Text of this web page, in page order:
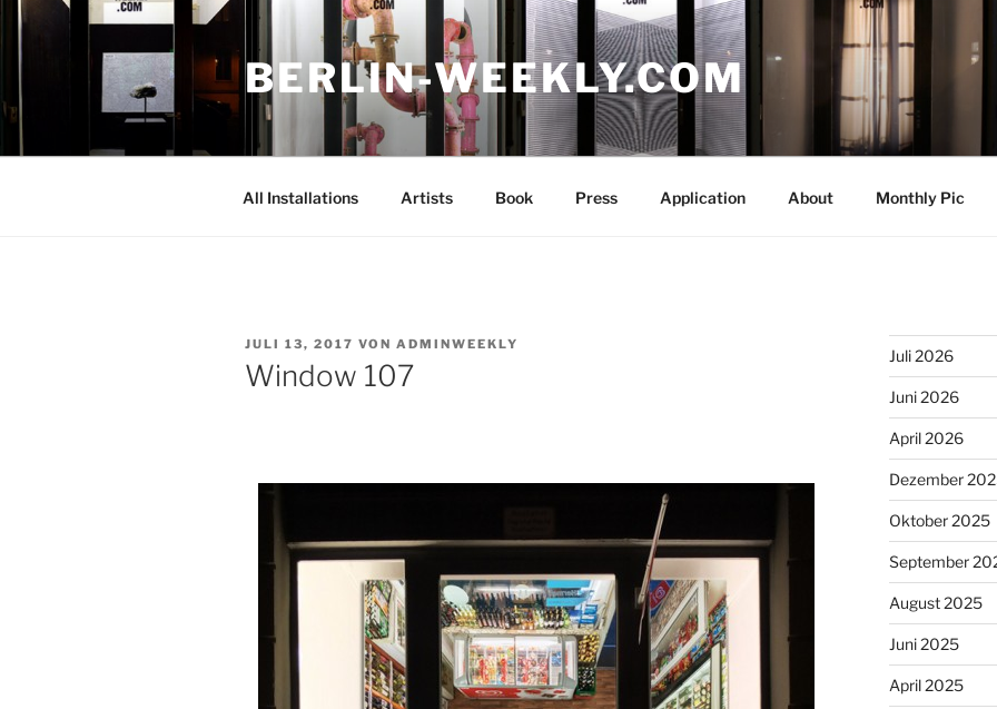
Zum
Inhalt
springen
BERLIN-WEEKLY.COM
All Installations Artists Book Press Application About Monthly Pic
VERÖFFENTLICHT
AM
JULI 13, 2017 VON ADMINWEEKLY
Window 107
Juli 2026
Juni 2026
April 2026
Dezember
Oktober 2025
September
August 2025
Juni 2025
April 2025